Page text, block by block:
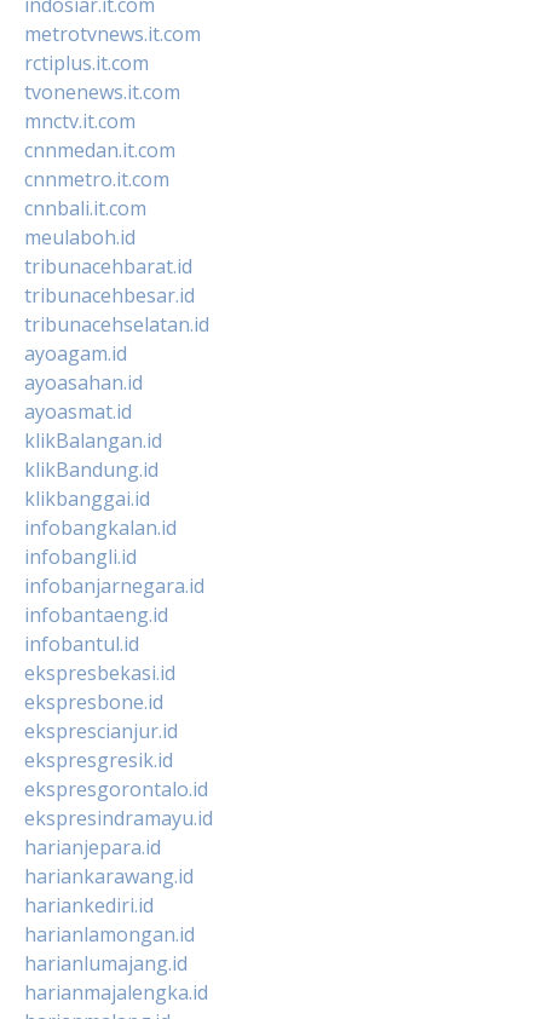
metrotvnews.it.com
rctiplus.it.com
tvonenews.it.com
mnctv.it.com
cnnmedan.it.com
cnnmetro.it.com
cnnbali.it.com
meulaboh.id
tribunacehbarat.id
tribunacehbesar.id
tribunacehselatan.id
ayoagam.id
ayoasahan.id
ayoasmat.id
klikBalangan.id
klikBandung.id
klikbanggai.id
infobangkalan.id
infobangli.id
infobanjarnegara.id
infobantaeng.id
infobantul.id
ekspresbekasi.id
ekspresbone.id
eksprescianjur.id
ekspresgresik.id
ekspresgorontalo.id
ekspresindramayu.id
harianjepara.id
hariankarawang.id
hariankediri.id
harianlamongan.id
harianlumajang.id
harianmajalengka.id